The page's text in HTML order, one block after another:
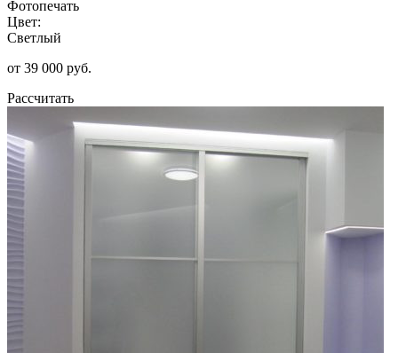
Фотопечать
Цвет:
Светлый
от 39 000 руб.
Рассчитать